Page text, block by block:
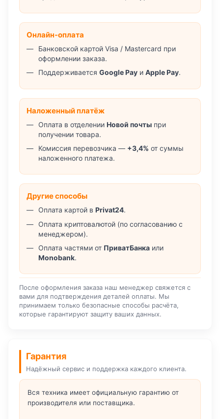
Онлайн-оплата
Банковской картой Visa / Mastercard при
оформлении заказа.
Поддерживается Google Pay и Apple Pay.
Наложенный платёж
Оплата в отделении Новой почты при
получении товара.
Комиссия перевозчика — +3,4% от суммы
наложенного платежа.
Другие способы
Оплата картой в Privat24.
Оплата криптовалютой (по согласованию с
менеджером).
Оплата частями от ПриватБанка или
Monobank.
После оформления заказа наш менеджер свяжется с
вами для подтверждения деталей оплаты. Мы
принимаем только безопасные способы расчёта,
которые гарантируют защиту ваших данных.
Гарантия
Надёжный сервис и поддержка каждого клиента.
Вся техника имеет официальную гарантию от
производителя или поставщика.